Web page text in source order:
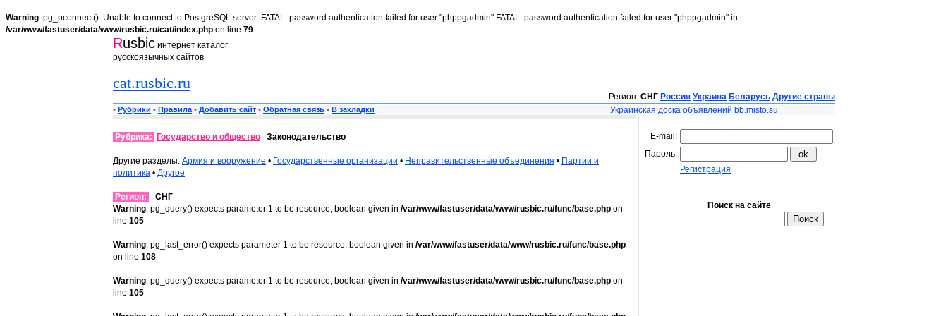
Warning: pg_pconnect(): Unable to connect to PostgreSQL server: FATAL: password authentication failed for user "phppgadmin" FATAL: password authentication failed for user "phppgadmin" in
/var/www/fastuser/data/www/rusbic.ru/cat/index.php on line 79
Rusbic интернет каталог
русскоязычных сайтов
cat.rusbic.ru
Регион: СНГ Россия Украина Беларусь Другие страны
• Рубрики • Правила • Добавить сайт • Обратная связь • В закладки Украинская доска объявлений bb.misto.su
Рубрика: Государство и общество Законодательство
Другие разделы: Армия и вооружение • Государственные организации • Неправительственные объединения • Партии и
политика • Другое
Регион:
СНГ
Warning: pg_query() expects parameter 1 to be resource, boolean given in /var/www/fastuser/data/www/rusbic.ru/func/base.php on
line 105
Warning: pg_last_error() expects parameter 1 to be resource, boolean given in /var/www/fastuser/data/www/rusbic.ru/func/base.php
on line 108
Warning: pg_query() expects parameter 1 to be resource, boolean given in /var/www/fastuser/data/www/rusbic.ru/func/base.php on
line 105
E-mail:
Пароль:
Регистрация
Поиск на сайте